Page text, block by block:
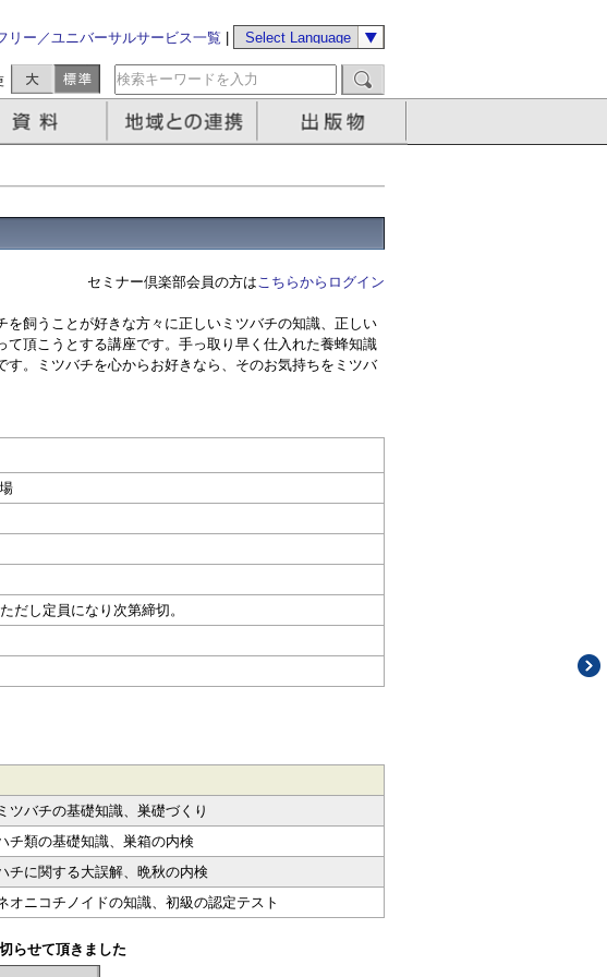
リー／ユニバーサルサービス一覧
セミナー倶楽部会員の方はこちらからログイン
飼うことが好きな方々に正しいミツバチの知識、正しい
頂こうとする講座です。手っ取り早く仕入れた養蜂知識
。ミツバチを心からお好きなら、そのお気持ちをミツバ
だし定員になり次第締切。
ミツバチの基礎知識、巣礎づくり
チ類の基礎知識、巣箱の内検
チに関する大誤解、晩秋の内検
オニコチノイドの知識、初級の認定テスト
らせて頂きました